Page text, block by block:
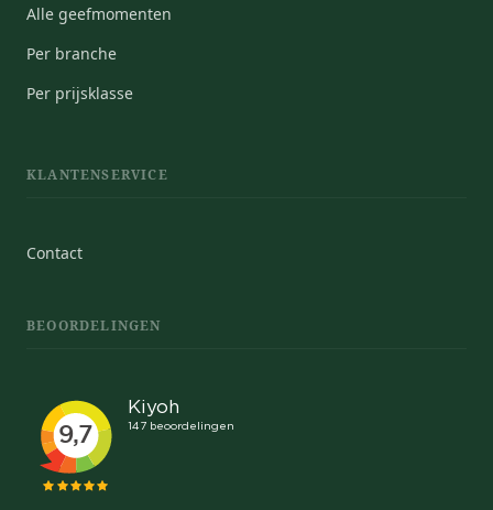
Alle geefmomenten
Per branche
Per prijsklasse
KLANTENSERVICE
Contact
BEOORDELINGEN